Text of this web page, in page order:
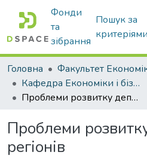
Фонди
та
зібрання
Пошук за
критеріями
Головна
Кафедра Економіки і бізнесу
Проблеми розвитку депресивних регіонів
Проблеми
регіонів